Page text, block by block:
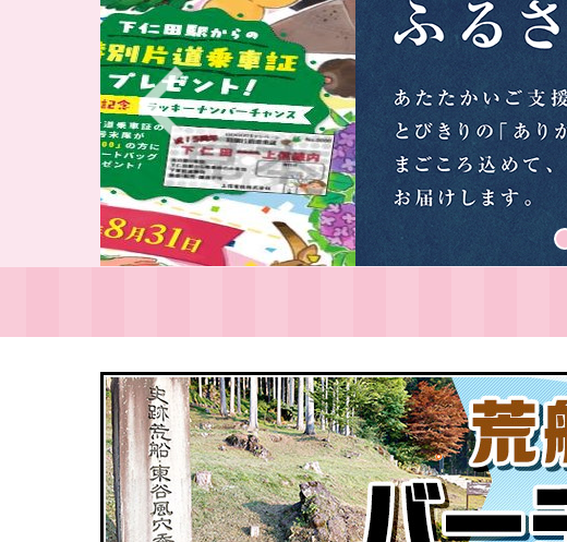
生活・住まい 防災・防犯
手続き・相談 税金
教育委員会 教育方針
スポーツ振興 公民館・文化ホール
観光ガイド 観光スポット
グルメ・入浴・宿泊 登山・ハイキング
下仁田ジオパーク 世界遺産 荒船風穴
創業支援 農林業
入札・契約 指定管理者制度
埋蔵文化財包蔵地内での建設工事等 建設業
街なか活性化事業 町の組織・機構
予算・決算・財政状況 企業版ふるさと納税
町長活動記録 町HP・SNS・広告
Previous